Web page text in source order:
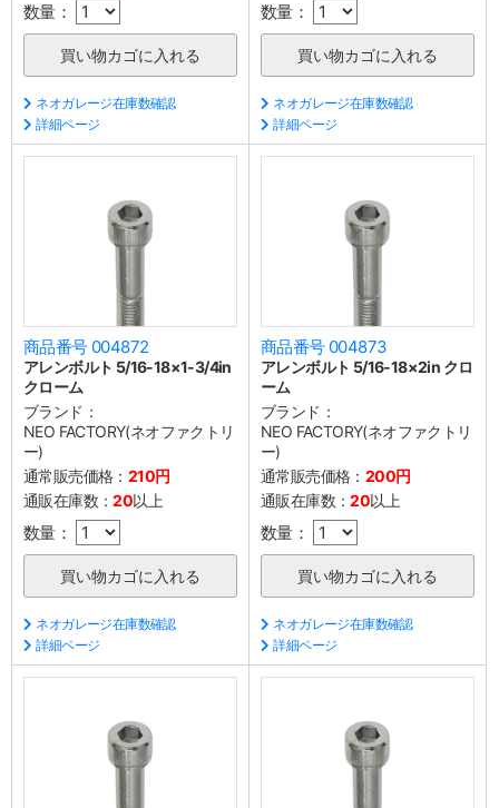
数量：
ネオガレージ在庫数確認
詳細ページ
数量：
ネオガレージ在庫数確認
詳細ページ
商品番号 004872
アレンボルト 5/16-18×1-3/4in
クローム
ブランド：
NEO FACTORY(ネオファクトリ
ー)
通常販売価格： 210円
通販在庫数：20以上
数量：
ネオガレージ在庫数確認
詳細ページ
商品番号 004873
アレンボルト 5/16-18×2in クロ
ーム
ブランド：
NEO FACTORY(ネオファクトリ
ー)
通常販売価格： 200円
通販在庫数：20以上
数量：
ネオガレージ在庫数確認
詳細ページ